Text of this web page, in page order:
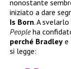
nonostante
iniziato a dare
Is Born. A
Peopleha
perché Bradley e
si legge: